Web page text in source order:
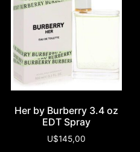
Her by Burberry 3.4 oz
EDT Spray
U$145,00